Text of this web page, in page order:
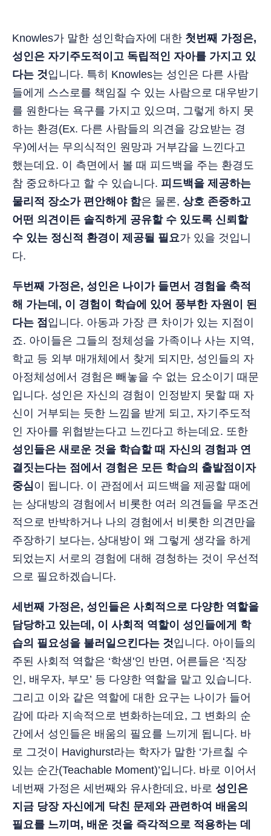
Knowles가 말한 성인학습자에 대한 첫번째 가정은,
성인은 자기주도적이고 독립적인 자아를 가지고 있
다는 것입니다. 특히 Knowles는 성인은 다른 사람
들에게 스스로를 책임질 수 있는 사람으로 대우받기
를 원한다는 욕구를 가지고 있으며, 그렇게 하지 못
하는 환경(Ex. 다른 사람들의 의견을 강요받는 경
우)에서는 무의식적인 원망과 거부감을 느낀다고
했는데요. 이 측면에서 볼 때 피드백을 주는 환경도
참 중요하다고 할 수 있습니다. 피드백을 제공하는
물리적 장소가 편안해야 함은 물론, 상호 존중하고
어떤 의견이든 솔직하게 공유할 수 있도록 신뢰할
수 있는 정신적 환경이 제공될 필요가 있을 것입니
다.
두번째 가정은, 성인은 나이가 들면서 경험을 축적
해 가는데, 이 경험이 학습에 있어 풍부한 자원이 된
다는 점 입니다. 아동과 가장 큰 차이가 있는 지점이
죠. 아이들은 그들의 정체성을 가족이나 사는 지역,
학교 등 외부 매개체에서 찾게 되지만, 성인들의 자
아정체성에서 경험은 빼놓을 수 없는 요소이기 때문
입니다. 성인은 자신의 경험이 인정받지 못할 때 자
신이 거부되는 듯한 느낌을 받게 되고, 자기주도적
인 자아를 위협받는다고 느낀다고 하는데요. 또한
성인들은 새로운 것을 학습할 때 자신의 경험과 연
결짓는다는 점에서 경험은 모든 학습의 출발점이자
중심 이 됩니다. 이 관점에서 피드백을 제공할 때에
는 상대방의 경험에서 비롯한 여러 의견들을 무조건
적으로 반박하거나 나의 경험에서 비롯한 의견만을
주장하기 보다는, 상대방이 왜 그렇게 생각을 하게
되었는지 서로의 경험에 대해 경청하는 것이 우선적
으로 필요하겠습니다.
세번째 가정은, 성인들은 사회적으로 다양한 역할을
담당하고 있는데, 이 사회적 역할이 성인들에게 학
습의 필요성을 불러일으킨다는 것입니다. 아이들의
주된 사회적 역할은 ‘학생'인 반면, 어른들은 ‘직장
인, 배우자, 부모’ 등 다양한 역할을 맡고 있습니다.
그리고 이와 같은 역할에 대한 요구는 나이가 들어
감에 따라 지속적으로 변화하는데요, 그 변화의 순
간에서 성인들은 배움의 필요를 느끼게 됩니다. 바
로 그것이 Havighurst라는 학자가 말한 ‘가르칠 수
있는 순간(Teachable Moment)’입니다. 바로 이어서
네번째 가정은 세번째와 유사한데요, 바로 성인은
지금 당장 자신에게 닥친 문제와 관련하여 배움의
필요를 느끼며, 배운 것을 즉각적으로 적용하는 데